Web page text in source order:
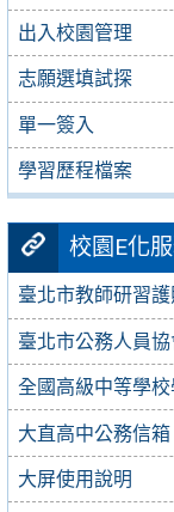
出入校園管理
志願選填試探
單一簽入
學習歷程檔案
校園E化
臺北市教師研習護
臺北市公務人員
全國高級中等學
大直高中公務信箱
大屏使用說明